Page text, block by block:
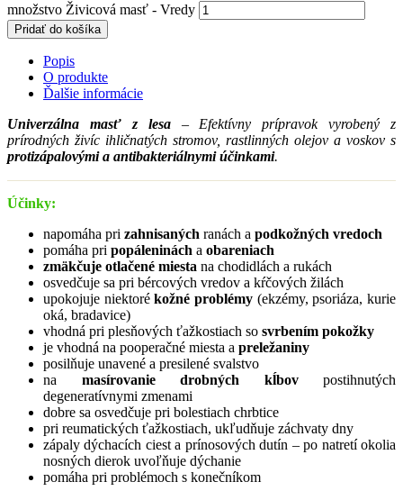
množstvo Živicová masť - Vredy
Pridať do košíka
Popis
O produkte
Ďalšie informácie
Univerzálna masť z lesa– Efektívny prípravok vyrobený z
prírodných živíc ihličnatých stromov, rastlinných olejov a voskov s
protizápalovými a antibakteriálnymi účinkami.
Účinky:
napomáha pri zahnisaných ranách a podkožných vredoch
pomáha pri popáleninách a obareniach
zmäkčuje otlačené miesta na chodidlách a rukách
osvedčuje sa pri bércových vredov a kŕčových žilách
upokojuje niektorékožné problémy (ekzémy, psoriáza, kurie
oká, bradavice)
vhodná pri plesňových ťažkostiach so svrbením pokožky
je vhodná na pooperačné miesta a preležaniny
posilňuje unavené a presilené svalstvo
na masírovanie drobných kĺbovpostihnutých
degeneratívnymi zmenami
dobre sa osvedčuje pri bolestiach chrbtice
pri reumatických ťažkostiach, ukľudňuje záchvaty dny
zápaly dýchacích ciest a prínosových dutín – po natretí okolia
nosných dierok uvoľňuje dýchanie
pomáha pri problémoch s konečníkom